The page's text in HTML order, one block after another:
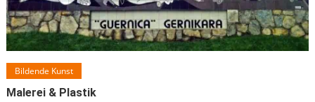
Bildende Kunst
Malerei & Plastik